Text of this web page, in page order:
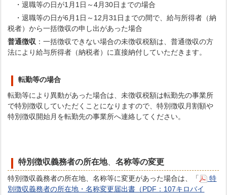
・退職等の日が1月1日～4月30日までの場合
・退職等の日が6月1日～12月31日までの間で、給与所得者（納
税者）から一括徴収の申し出があった場合
普通徴収 ：一括徴収できない場合の未徴収税額は、普通徴収の方
法により給与所得者（納税者）に直接納付していただきます。
転勤等の場合
転勤等により異動があった場合は、未徴収税額は転勤先の事業所
で特別徴収していただくことになりますので、特別徴収月割額や
特別徴収開始月を転勤先の事業所へ連絡してください。
特別徴収義務者の所在地、名称等の変更
特別徴収義務者の所在地、名称等に変更があった場合は、「
特
別徴収義務者の所在地・名称変更届出書（PDF：107キロバイ